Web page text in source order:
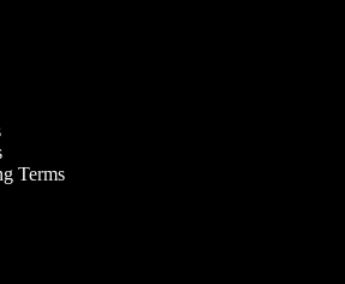
Terms